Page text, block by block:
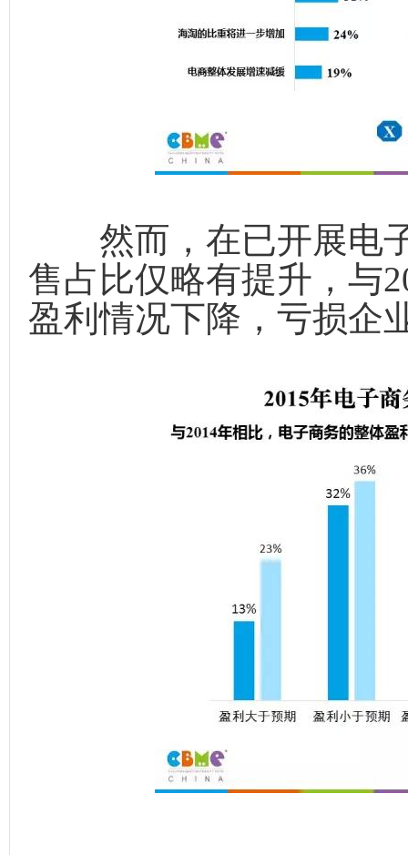
然而，在已开展电子
售占比仅略有提升，与
盈利情况下降，亏损企